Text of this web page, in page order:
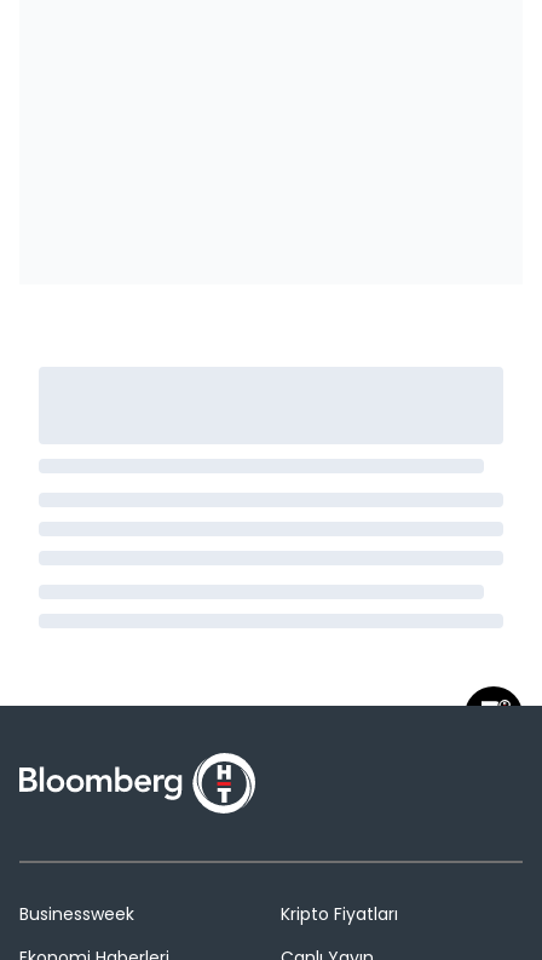
Businessweek
Kripto Fiyatları